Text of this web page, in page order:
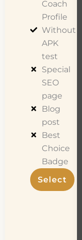
Coach
Profile
Without
APK
test
Special
SEO
page
Blog
post
Best
Choice
Badge
Select